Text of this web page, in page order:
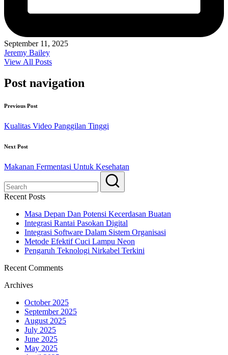
September 11, 2025
Jeremy Bailey
View All Posts
Post navigation
Previous Post
Kualitas Video Panggilan Tinggi
Next Post
Makanan Fermentasi Untuk Kesehatan
Recent Posts
Masa Depan Dan Potensi Kecerdasan Buatan
Integrasi Rantai Pasokan Digital
Integrasi Software Dalam Sistem Organisasi
Metode Efektif Cuci Lampu Neon
Pengaruh Teknologi Nirkabel Terkini
Recent Comments
Archives
October 2025
September 2025
August 2025
July 2025
June 2025
May 2025